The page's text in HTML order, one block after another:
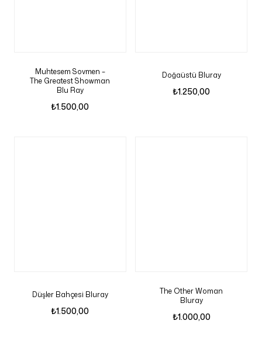
Muhtesem Sovmen –
The Greatest Showman
Blu Ray
₺1.500,00
Doğaüstü Bluray
₺1.250,00
Düşler Bahçesi Bluray
₺1.500,00
The Other Woman
Bluray
₺1.000,00